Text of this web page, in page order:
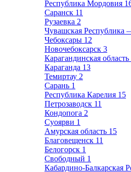
Республика Мордовия
Саранск 11
Рузаевка 2
Чувашская Республика
Чебоксары 12
Новочебоксарск 3
Карагандинская область
Караганда 13
Темиртау 2
Сарань 1
Республика Карелия 15
Петрозаводск 11
Кондопога 2
Суоярви 1
Амурская область 15
Благовещенск 11
Белогорск 1
Свободный 1
Кабардино-Балкарская